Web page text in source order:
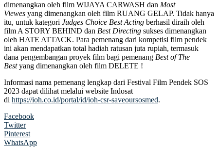
dimenangkan oleh film WIJAYA CARWASH dan Most
Viewes yang dimenangkan oleh film RUANG GELAP. Tidak hanya
itu, untuk kategori Judges Choice Best Acting berhasil diraih oleh
film A STORY BEHIND dan Best Directing sukses dimenangkan
oleh HATE ATTACK. Para pemenang dari kompetisi film pendek
ini akan mendapatkan total hadiah ratusan juta rupiah, termasuk
dana pengembangan proyek film bagi pemenang Best of The
Bestyang dimenangkan oleh film DELETE !
Informasi nama pemenang lengkap dari Festival Film Pendek SOS
2023 dapat dilihat melalui website Indosat
di https://ioh.co.id/portal/id/ioh-csr-saveoursosmed.
Facebook
Twitter
Pinterest
WhatsApp